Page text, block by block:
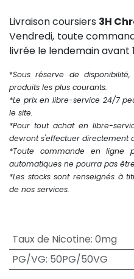
Livraison coursiers 3H
Vendredi, toute
livrée le lendemain avant
*Sous réserve de
produits les plus courants.
*Le prix en libre-service 24/7
le site.
*Pour tout achat en libre-
devront s'effectuer directement
*Toute commande en ligne
automatiques ne pourra pas
*Les stocks sont renseignés à
de nos services.
Taux de Nicotine: 0mg
PG/VG: 50PG/50VG